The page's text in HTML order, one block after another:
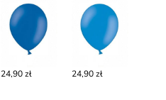
24,90 zł 24,90 zł